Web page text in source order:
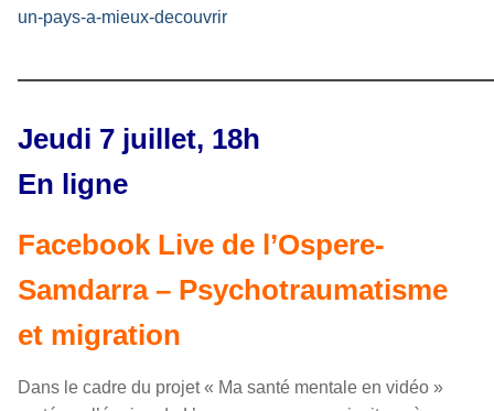
un-pays-a-mieux-decouvrir
Jeudi 7 juillet, 18h
En ligne
Facebook Live de l’Ospere-
Samdarra – Psychotraumatisme
et migration
Dans le cadre du projet « Ma santé mentale en vidéo »